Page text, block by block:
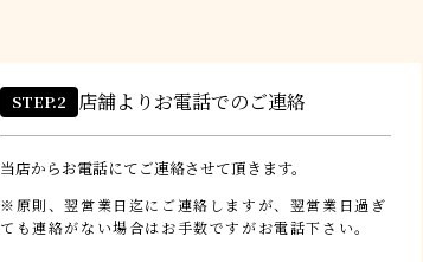
STEP.2 店舗よりお電話でのご連絡
当店からお電話にてご連絡させて頂きます。
原則、翌営業日迄にご連絡しますが、翌営業日過ぎ
ても連絡がない場合はお手数ですがお電話下さい。